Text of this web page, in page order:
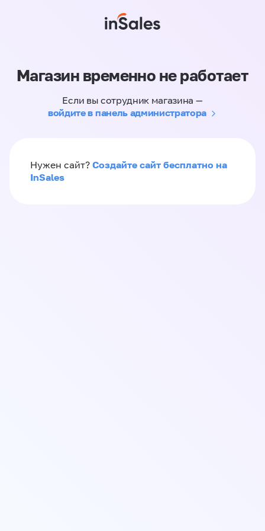
Магазин временно не работает
Если вы сотрудник магазина —
войдите в панель администратора
Нужен сайт? Создайте сайт бесплатно на
InSales